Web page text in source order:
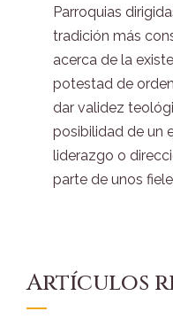
Parroquias
tradición más
acerca de la
potestad de
dar validez
posibilidad de un
liderazgo o
parte de unos
Artículos